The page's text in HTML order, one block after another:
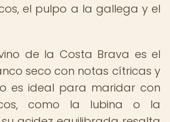
el pulpo a la gallega y el
de la Costa Brava es el
seco con notas cítricas y
es ideal para maridar con
como la lubina o la